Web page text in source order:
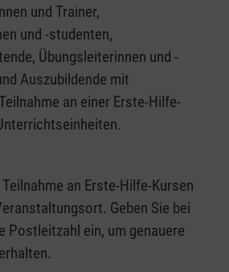
und Trainer,
und -studenten,
Übungsleiterinnen und -
Auszubildende mit
an einer Erste-Hilfe-
an Erste-Hilfe-Kursen
Geben Sie bei
Postleitzahl ein, um genauere